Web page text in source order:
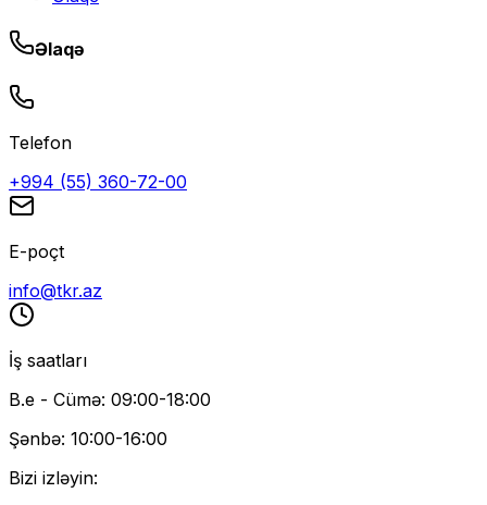
Əlaqə
Telefon
+994 (55) 360-72-00
E-poçt
info@tkr.az
İş saatları
B.e - Cümə: 09:00-18:00
Şənbə: 10:00-16:00
Bizi izləyin: